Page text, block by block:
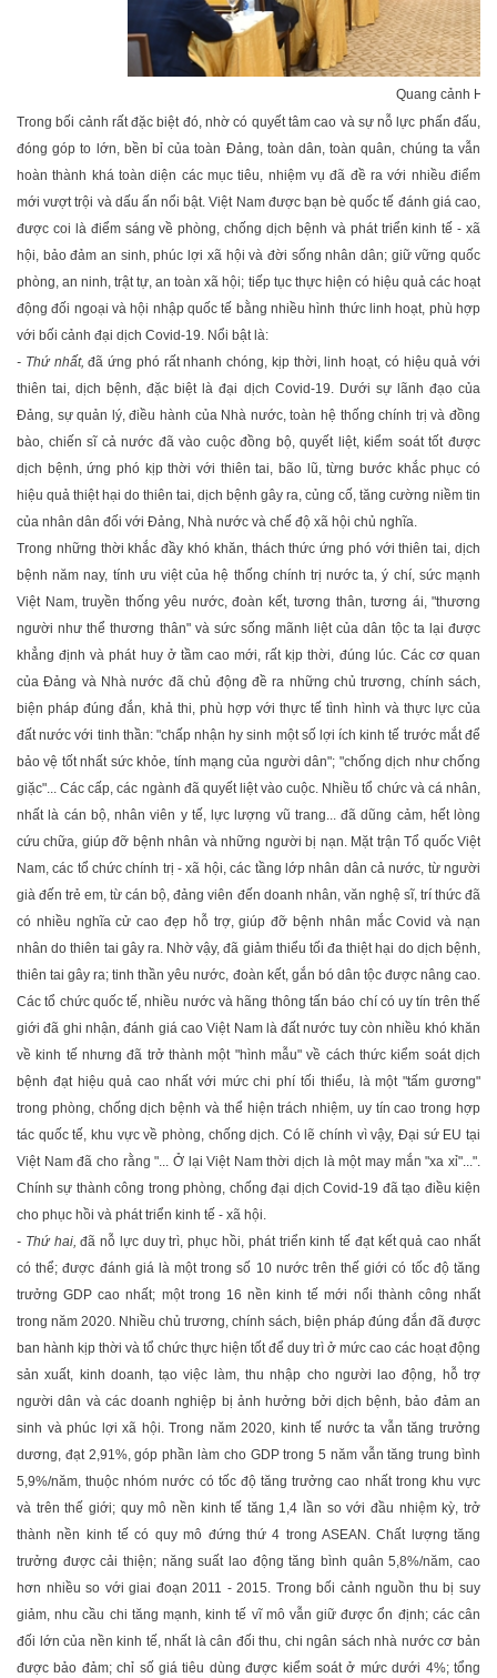
Quang cảnh
Trong bối cảnh rất đặc biệt đó, nhờ có quyết tâm cao và sự nỗ lực phấn đấu,
đóng góp to lớn, bền bỉ của toàn Ðảng, toàn dân, toàn quân, chúng ta vẫn
hoàn thành khá toàn diện các mục tiêu, nhiệm vụ đã đề ra với nhiều điểm
mới vượt trội và dấu ấn nổi bật. Việt Nam được bạn bè quốc tế đánh giá cao,
được coi là điểm sáng về phòng, chống dịch bệnh và phát triển kinh tế - xã
hội, bảo đảm an sinh, phúc lợi xã hội và đời sống nhân dân; giữ vững quốc
phòng, an ninh, trật tự, an toàn xã hội; tiếp tục thực hiện có hiệu quả các hoạt
động đối ngoại và hội nhập quốc tế bằng nhiều hình thức linh hoạt, phù hợp
với bối cảnh đại dịch Covid-19. Nổi bật là:
- Thứ nhất,đã ứng phó rất nhanh chóng, kịp thời, linh hoạt, có hiệu quả với
thiên tai, dịch bệnh, đặc biệt là đại dịch Covid-19. Dưới sự lãnh đạo của
Ðảng, sự quản lý, điều hành của Nhà nước, toàn hệ thống chính trị và đồng
bào, chiến sĩ cả nước đã vào cuộc đồng bộ, quyết liệt, kiểm soát tốt được
dịch bệnh, ứng phó kịp thời với thiên tai, bão lũ, từng bước khắc phục có
hiệu quả thiệt hại do thiên tai, dịch bệnh gây ra, củng cố, tăng cường niềm tin
của nhân dân đối với Ðảng, Nhà nước và chế độ xã hội chủ nghĩa.
Trong những thời khắc đầy khó khăn, thách thức ứng phó với thiên tai, dịch
bệnh năm nay, tính ưu việt của hệ thống chính trị nước ta, ý chí, sức mạnh
Việt Nam, truyền thống yêu nước, đoàn kết, tương thân, tương ái, "thương
người như thể thương thân" và sức sống mãnh liệt của dân tộc ta lại được
khẳng định và phát huy ở tầm cao mới, rất kịp thời, đúng lúc. Các cơ quan
của Ðảng và Nhà nước đã chủ động đề ra những chủ trương, chính sách,
biện pháp đúng đắn, khả thi, phù hợp với thực tế tình hình và thực lực của
đất nước với tinh thần: "chấp nhận hy sinh một số lợi ích kinh tế trước mắt để
bảo vệ tốt nhất sức khỏe, tính mạng của người dân"; "chống dịch như chống
giặc"... Các cấp, các ngành đã quyết liệt vào cuộc. Nhiều tổ chức và cá nhân,
nhất là cán bộ, nhân viên y tế, lực lượng vũ trang... đã dũng cảm, hết lòng
cứu chữa, giúp đỡ bệnh nhân và những người bị nạn. Mặt trận Tổ quốc Việt
Nam, các tổ chức chính trị - xã hội, các tầng lớp nhân dân cả nước, từ người
già đến trẻ em, từ cán bộ, đảng viên đến doanh nhân, văn nghệ sĩ, trí thức đã
có nhiều nghĩa cử cao đẹp hỗ trợ, giúp đỡ bệnh nhân mắc Covid và nạn
nhân do thiên tai gây ra. Nhờ vậy, đã giảm thiểu tối đa thiệt hại do dịch bệnh,
thiên tai gây ra; tinh thần yêu nước, đoàn kết, gắn bó dân tộc được nâng cao.
Các tổ chức quốc tế, nhiều nước và hãng thông tấn báo chí có uy tín trên thế
giới đã ghi nhận, đánh giá cao Việt Nam là đất nước tuy còn nhiều khó khăn
về kinh tế nhưng đã trở thành một "hình mẫu" về cách thức kiểm soát dịch
bệnh đạt hiệu quả cao nhất với mức chi phí tối thiểu, là một "tấm gương"
trong phòng, chống dịch bệnh và thể hiện trách nhiệm, uy tín cao trong hợp
tác quốc tế, khu vực về phòng, chống dịch. Có lẽ chính vì vậy, Ðại sứ EU tại
Việt Nam đã cho rằng "... Ở lại Việt Nam thời dịch là một may mắn "xa xỉ"...".
Chính sự thành công trong phòng, chống đại dịch Covid-19 đã tạo điều kiện
cho phục hồi và phát triển kinh tế - xã hội.
- Thứ hai, đã nỗ lực duy trì, phục hồi, phát triển kinh tế đạt kết quả cao nhất
có thể; được đánh giá là một trong số 10 nước trên thế giới có tốc độ tăng
trưởng GDP cao nhất; một trong 16 nền kinh tế mới nổi thành công nhất
trong năm 2020. Nhiều chủ trương, chính sách, biện pháp đúng đắn đã được
ban hành kịp thời và tổ chức thực hiện tốt để duy trì ở mức cao các hoạt động
sản xuất, kinh doanh, tạo việc làm, thu nhập cho người lao động, hỗ trợ
người dân và các doanh nghiệp bị ảnh hưởng bởi dịch bệnh, bảo đảm an
sinh và phúc lợi xã hội. Trong năm 2020, kinh tế nước ta vẫn tăng trưởng
dương, đạt 2,91%, góp phần làm cho GDP trong 5 năm vẫn tăng trung bình
5,9%/năm, thuộc nhóm nước có tốc độ tăng trưởng cao nhất trong khu vực
và trên thế giới; quy mô nền kinh tế tăng 1,4 lần so với đầu nhiệm kỳ, trở
thành nền kinh tế có quy mô đứng thứ 4 trong ASEAN. Chất lượng tăng
trưởng được cải thiện; năng suất lao động tăng bình quân 5,8%/năm, cao
hơn nhiều so với giai đoạn 2011 - 2015. Trong bối cảnh nguồn thu bị suy
giảm, nhu cầu chi tăng mạnh, kinh tế vĩ mô vẫn giữ được ổn định; các cân
đối lớn của nền kinh tế, nhất là cân đối thu, chi ngân sách nhà nước cơ bản
được bảo đảm; chỉ số giá tiêu dùng được kiểm soát ở mức dưới 4%; tổng